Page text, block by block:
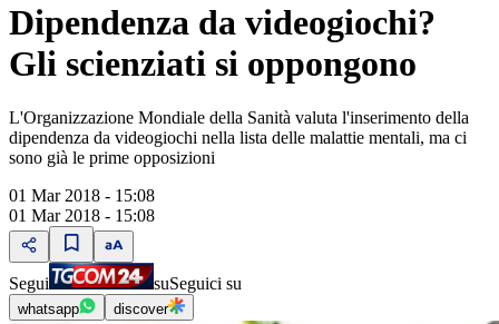
Dipendenza da videogiochi?
Gli scienziati si oppongono
L'Organizzazione Mondiale della Sanità valuta l'inserimento della
dipendenza da videogiochi nella lista delle malattie mentali, ma ci
sono già le prime opposizioni
01 Mar 2018 - 15:08
01 Mar 2018 - 15:08
Segui suSeguici su
whatsapp discover